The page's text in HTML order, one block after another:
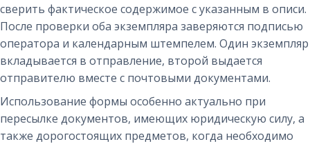
сверить фактическое содержимое с указанным в описи.
После проверки оба экземпляра заверяются подписью
оператора и календарным штемпелем. Один экземпляр
вкладывается в отправление, второй выдается
отправителю вместе с почтовыми документами.
Использование формы особенно актуально при
пересылке документов, имеющих юридическую силу, а
также дорогостоящих предметов, когда необходимо